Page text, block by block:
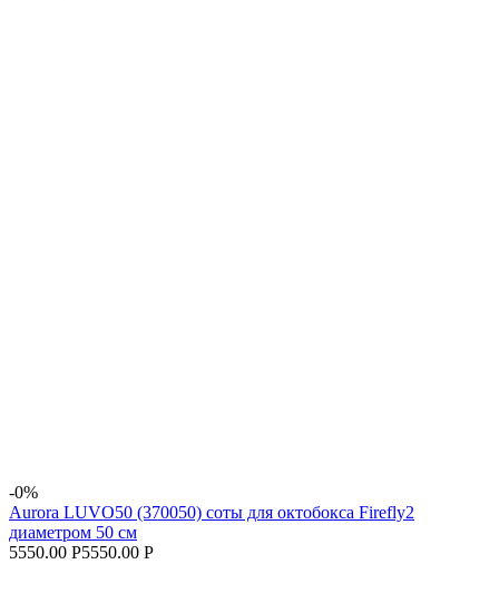
-0%
Aurora LUVO50 (370050) соты для октобокса Firefly2
диаметром 50 см
5550.00 Р5550.00 Р